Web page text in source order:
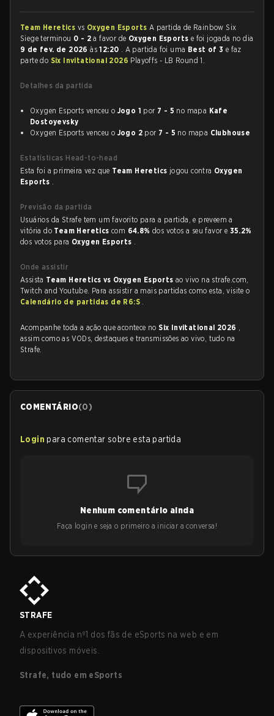
Team Heretics vs Oxygen Esports A partida de Rainbow Six
Siege terminou 0 - 2 a favor de Oxygen Esports e foi jogada no dia
9 de fev. de 2026às12:20 . A partida foi uma Best of 3 e faz
parte do Six Invitational 2026 Playoffs - LB Round 1.
Detalhes da partida
Oxygen Esports venceu o Jogo 1 por 7 - 5 no mapa Kafe
Dostoyevsky
Oxygen Esports venceu o Jogo 2 por 7 - 5 no mapa Clubhouse
Estatísticas Head-to-head
Esta foi a primeira vez que Team Heretics jogou contra Oxygen
Esports .
Previsão da partida
Usuários da Strafe tem um favorito para a partida, e preveem a
vitória do Team Hereticscom 64.8%dos votos a seu favor e 35.2%
dos votos para Oxygen Esports .
Onde assistir
Assista Team Heretics vs Oxygen Esportsao vivo na strafe.com,
Twitch and Youtube. Para assistir a mais partidas como esta, visite o
Calendário de partidas de R6:S .
Acompanhe toda a ação que acontece noSix Invitational 2026 ,
assim como as VODs, destaques e transmissões ao vivo, tudo na
Strafe.
COMENTÁRIO(0)
Login para comentar sobre esta partida
Nenhum comentário ainda
Faça login e seja o primeiro a iniciar a conversa!
STRAFE
A experiência nº1 dos fãs de eSports na web e em
dispositivos móveis.
Strafe, tudo em eSports